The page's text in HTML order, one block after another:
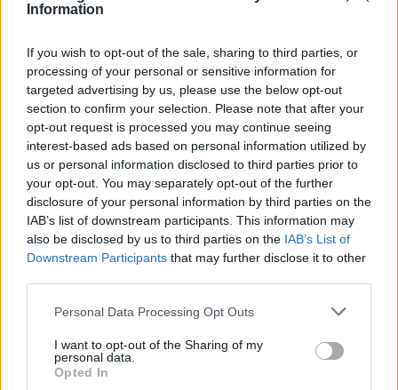
Information
If you wish to opt-out of the sale, sharing to third parties, or
processing of your personal or sensitive information for
targeted advertising by us, please use the below opt-out
section to confirm your selection. Please note that after your
opt-out request is processed you may continue seeing
interest-based ads based on personal information utilized by
us or personal information disclosed to third parties prior to
your opt-out. You may separately opt-out of the further
disclosure of your personal information by third parties on the
IAB’s list of downstream participants. This information may
also be disclosed by us to third parties on the IAB’s List of
Downstream Participants that may further disclose it to other
Please note that this website/app uses one or more Google
not limited to your visit or usage behaviour. You may click to
grant or deny consent to Google and its third-party tags to
use your data for below specified purposes in below Google
Personal Data Processing Opt Outs
I want to opt-out of the Sharing of my
personal data.
Opted In
L’orientamento suggerito è chiaro: ridurre il divario
non è solo questione di tecnologia, ma di
leadership, incentivi e politiche strutturali. Serve un
piano che coinvolga imprese, istituzioni e provider
formativi per estendere gli strumenti e le
competenze alle PMI e ai territori meno serviti. Solo
così l’Italia potrà trasformare la crescita del
mercato dell’IA in un reale vantaggio competitivo
diffuso.
Francesca Pellegrini